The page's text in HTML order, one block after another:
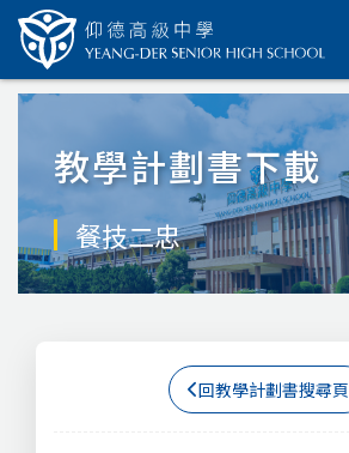
教學計劃書下載
餐技二忠
回教學計劃書搜尋頁